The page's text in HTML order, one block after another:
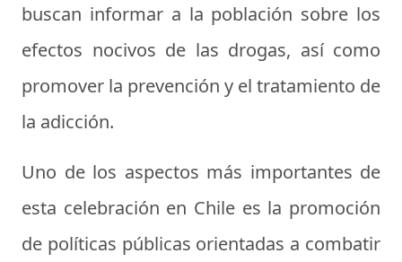
buscan informar a la población sobre los
efectos nocivos de las drogas, así como
promover la prevención y el tratamiento de
la adicción.
Uno de los aspectos más importantes de
esta celebración en Chile es la promoción
de políticas públicas orientadas a combatir